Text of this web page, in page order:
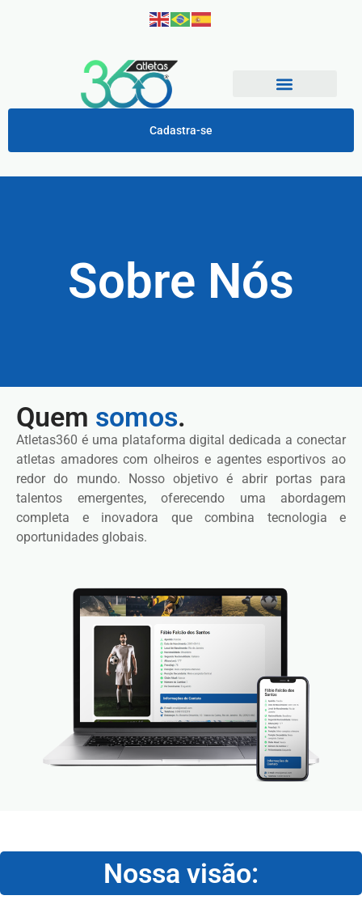
Cadastra-se
Sobre Nós
Quem somos.
Atletas360 é uma plataforma digital dedicada a conectar
atletas amadores com olheiros e agentes esportivos ao
redor do mundo. Nosso objetivo é abrir portas para
talentos emergentes, oferecendo uma abordagem
completa e inovadora que combina tecnologia e
oportunidades globais.
Nossa visão: